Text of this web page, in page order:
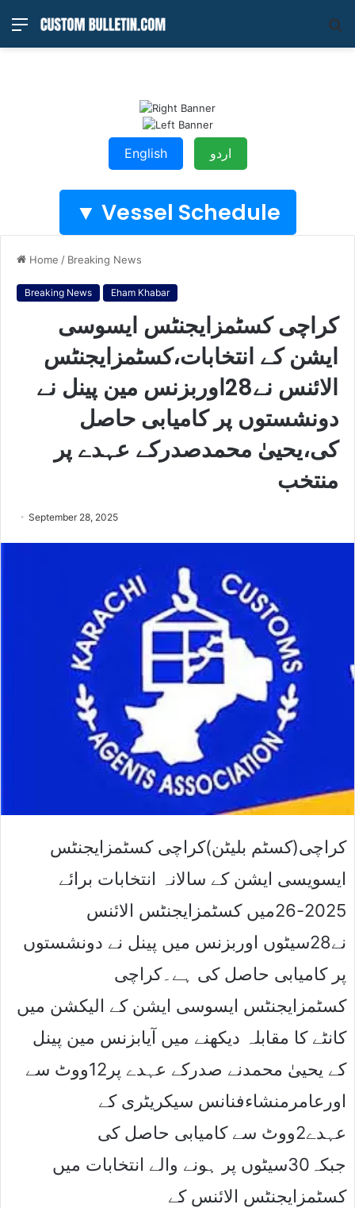
Menu
English اردو
Vessel Schedule ▼
Home / Breaking News
Breaking News Eham Khabar
کراچی کسٹمزایجنٹس ایسوسی
ایشن کے انتخابات،کسٹمزایجنٹس
الائنس نے28اوربزنس مین پینل نے
دونشستوں پر کامیابی حاصل
کی،یحییٰ محمدصدرکے عہدے پر
منتخب
September 28, 2025
کراچی(کسٹم بلیٹن)کراچی کسٹمزایجنٹس
ایسویسی ایشن کے سالانہ انتخابات برائے
2025-26میں کسٹمزایجنٹس الائنس
نے28سیٹوں اوربزنس میں پینل نے دونشستوں
پر کامیابی حاصل کی ہے۔کراچی
کسٹمزایجنٹس ایسوسی ایشن کے الیکشن میں
کانٹے کا مقابلہ دیکھنے میں آیابزنس مین پینل
کے یحییٰ محمدنے صدرکے عہدے پر12ووٹ سے
اورعامرمنشاءفنانس سیکریٹری کے
عہدے2ووٹ سے کامیابی حاصل کی
جبکہ30سیٹوں پر ہونے والے انتخابات میں
کسٹمزایجنٹس الائنس کے